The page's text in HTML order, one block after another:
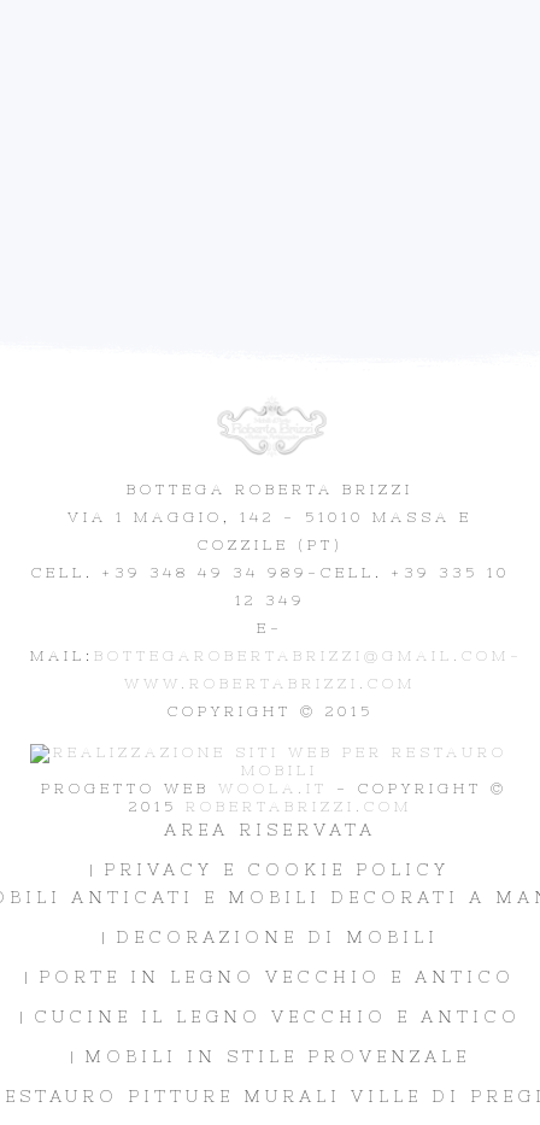
BOTTEGA ROBERTA BRIZZI
VIA 1 MAGGIO, 142 - 51010 MASSA E
COZZILE (PT)
CELL. +39 348 49 34 989 -CELL. +39 335 10
12 349
E-
MAIL: BOTTEGAROBERTABRIZZI@GMAIL.COM-
WWW.ROBERTABRIZZI.COM
COPYRIGHT © 2015
PROGETTO WEB WOOLA.IT
- COPYRIGHT ©
2015 ROBERTABRIZZI.COM
AREA RISERVATA
PRIVACY E COOKIE POLICY
ANTICATI E MOBILI DECORATI A
DECORAZIONE DI MOBILI
PORTE IN LEGNO VECCHIO E ANTICO
CUCINE IL LEGNO VECCHIO E ANTICO
MOBILI IN STILE PROVENZALE
PITTURE MURALI VILLE DI